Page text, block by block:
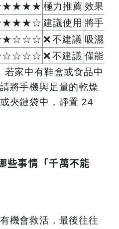
極力推薦 效果最
建議使用 將手機
❌ 不建議 吸濕慢
❌ 不建議 僅能吸
若家中有鞋盒或食品中
將手機與足量的乾燥
夾鏈袋中，靜置 24
些事情「千萬不能
機會救活，最後往往